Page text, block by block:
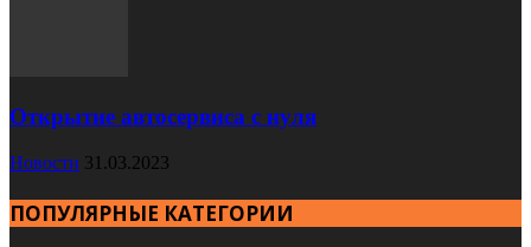
Открытие автосервиса с нуля
Новости 31.03.2023
ПОПУЛЯРНЫЕ КАТЕГОРИИ